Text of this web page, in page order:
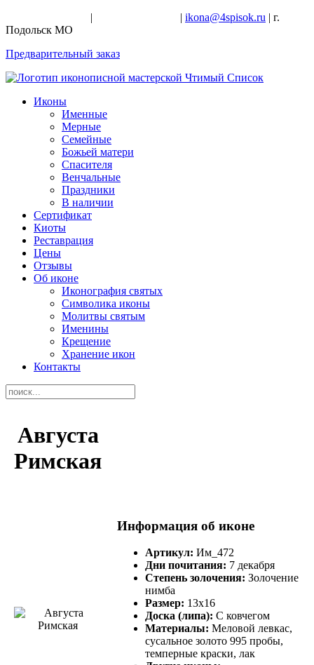
| | ikona@4spisok.ru | г.
Подольск МО
Предварительный заказ
Иконы
Именные
Мерные
Семейные
Божьей матери
Спасителя
Венчальные
Праздники
В наличии
Сертификат
Киоты
Реставрация
Цены
Отзывы
Об иконе
Иконография святых
Символика иконы
Молитвы святым
Именины
Крещение
Хранение икон
Контакты
Августа
Римская
Информация об иконе
Артикул: Им_472
Дни почитания: 7 декабря
Степень золочения: Золочение
нимба
Размер: 13х16
Доска (липа): С ковчегом
Материалы: Меловой левкас,
сусальное золото 995 пробы,
темперные краски, лак